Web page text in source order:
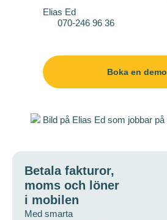
Elias Ed
070-246 96 36
Boka en demo
Betala fakturor,
moms och löner
i mobilen
Med smarta